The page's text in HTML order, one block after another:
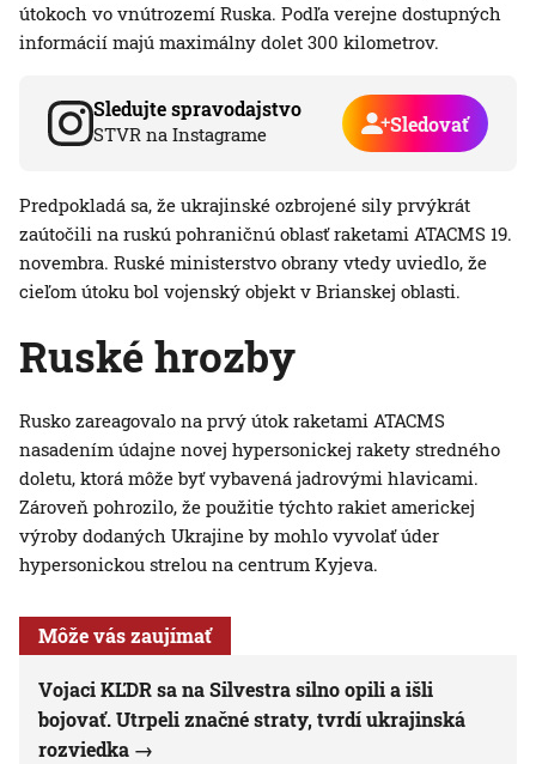
útokoch vo vnútrozemí Ruska. Podľa verejne dostupných
informácií majú maximálny dolet 300 kilometrov.
Sledujte spravodajstvo
STVR na Instagrame Sledovať
Predpokladá sa, že ukrajinské ozbrojené sily prvýkrát
zaútočili na ruskú pohraničnú oblasť raketami ATACMS 19.
novembra. Ruské ministerstvo obrany vtedy uviedlo, že
cieľom útoku bol vojenský objekt v Brianskej oblasti.
Ruské hrozby
Rusko zareagovalo na prvý útok raketami ATACMS
nasadením údajne novej hypersonickej rakety stredného
doletu, ktorá môže byť vybavená jadrovými hlavicami.
Zároveň pohrozilo, že použitie týchto rakiet americkej
výroby dodaných Ukrajine by mohlo vyvolať úder
hypersonickou strelou na centrum Kyjeva.
Môže vás zaujímať
Vojaci KĽDR sa na Silvestra silno opili a išli
bojovať. Utrpeli značné straty, tvrdí ukrajinská
rozviedka